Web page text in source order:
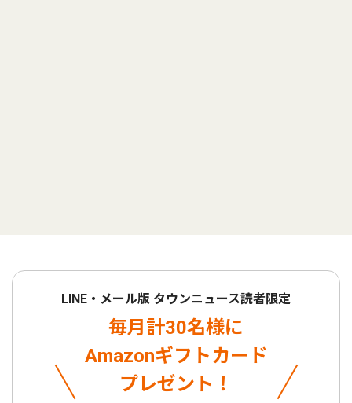
LINE・メール版 タウンニュース読者限定
毎月計30名様に
Amazonギフトカード
プレゼント！